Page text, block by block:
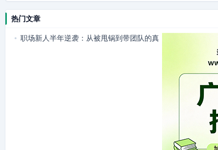
热门文章
职场新人半年逆袭：从被甩锅到带团队的真